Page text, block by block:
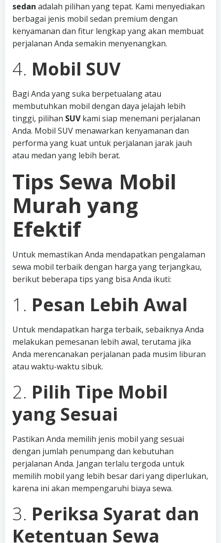
sedan adalah pilihan yang tepat. Kami menyediakan
berbagai jenis mobil sedan premium dengan
kenyamanan dan fitur lengkap yang akan membuat
perjalanan Anda semakin menyenangkan.
4. Mobil SUV
Bagi Anda yang suka berpetualang atau
membutuhkan mobil dengan daya jelajah lebih
tinggi, pilihan SUVkami siap menemani perjalanan
Anda. Mobil SUV menawarkan kenyamanan dan
performa yang kuat untuk perjalanan jarak jauh
atau medan yang lebih berat.
Tips Sewa Mobil
Murah yang
Efektif
Untuk memastikan Anda mendapatkan pengalaman
sewa mobil terbaik dengan harga yang terjangkau,
berikut beberapa tips yang bisa Anda ikuti:
1. Pesan Lebih Awal
Untuk mendapatkan harga terbaik, sebaiknya Anda
melakukan pemesanan lebih awal, terutama jika
Anda merencanakan perjalanan pada musim liburan
atau waktu-waktu sibuk.
2. Pilih Tipe Mobil
yang Sesuai
Pastikan Anda memilih jenis mobil yang sesuai
dengan jumlah penumpang dan kebutuhan
perjalanan Anda. Jangan terlalu tergoda untuk
memilih mobil yang lebih besar dari yang diperlukan,
karena ini akan mempengaruhi biaya sewa.
3. Periksa Syarat dan
Ketentuan Sewa